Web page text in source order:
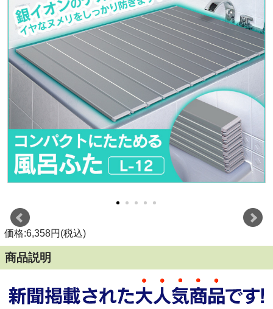
価格:6,358円(税込)
商品説明